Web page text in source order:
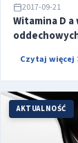
2017-09-21
Witamina D
Czytaj więcej
AKTUALNOŚĆ